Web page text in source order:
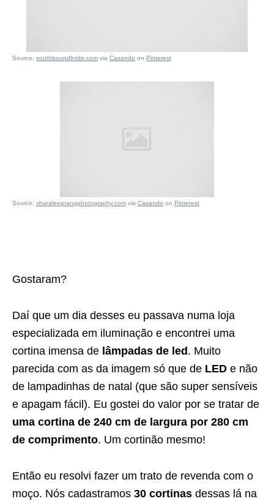
Source: southboundbride.com via Casando on Pinterest
Source: sharaleeprangphotography.com via Casando on Pinterest
Gostaram?
Daí que um dia desses eu passava numa loja
especializada em iluminação e encontrei uma
cortina imensa de lâmpadas de led. Muito
parecida com as da imagem só que de LED e não
de lampadinhas de natal (que são super sensíveis
e apagam fácil). Eu gostei do valor por se tratar de
uma cortina de 240 cm de largura por 280 cm
de comprimento. Um cortinão mesmo!
Então eu resolvi fazer um trato de revenda com o
moço. Nós cadastramos 30 cortinas dessas lá na